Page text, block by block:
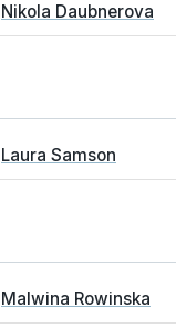
Nikola Daubnerova
Laura Samson
Malwina Rowinska